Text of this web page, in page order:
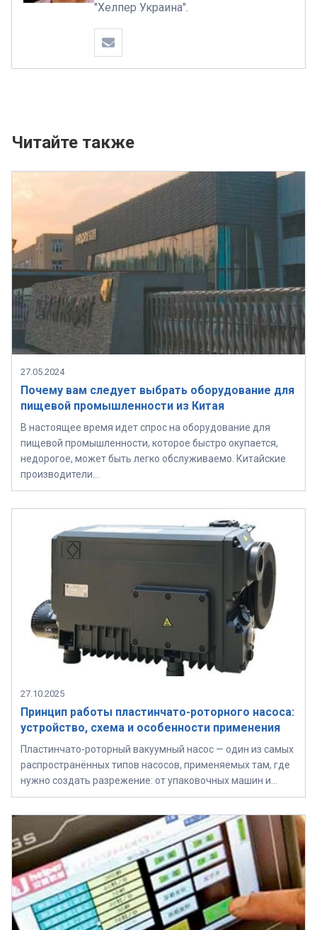
"Хелпер Украина".
Читайте также
27.05.2024
Почему вам следует выбрать оборудование для
пищевой промышленности из Китая
В настоящее время идет спрос на оборудование для
пищевой промышленности, которое быстро окупается,
недорогое, может быть легко обслуживаемо. Китайские
производители…
27.10.2025
Принцип работы пластинчато-роторного насоса:
устройство, схема и особенности применения
Пластинчато-роторный вакуумный насос — один из самых
распространённых типов насосов, применяемых там, где
нужно создать разрежение: от упаковочных машин и…